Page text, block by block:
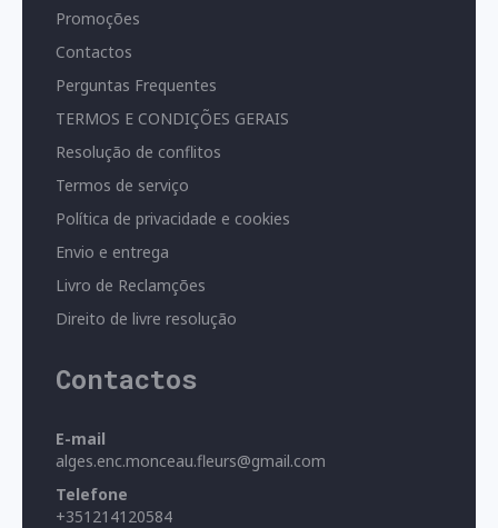
Promoções
Contactos
Perguntas Frequentes
TERMOS E CONDIÇÕES GERAIS
Resolução de conflitos
Termos de serviço
Política de privacidade e cookies
Envio e entrega
Livro de Reclamções
Direito de livre resolução
Contactos
E-mail
alges.enc.monceau.fleurs@gmail.com
Telefone
+351214120584